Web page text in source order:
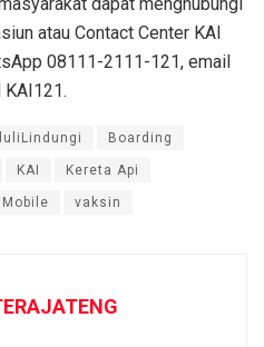
atau Contact Center KAI
08111-2111-121, email
Boarding
KAI Kereta Api
vaksin